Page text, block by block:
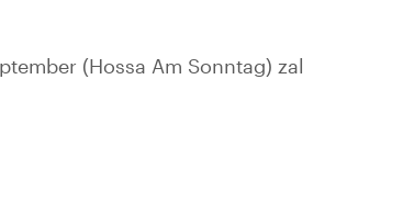
(Hossa Am Sonntag) zal